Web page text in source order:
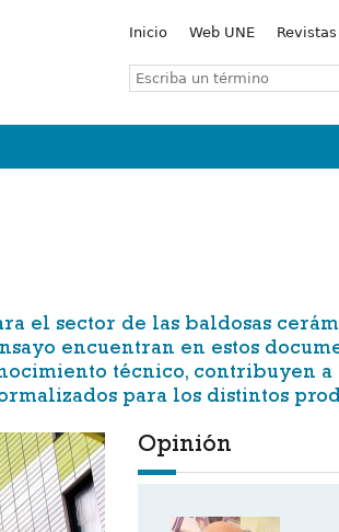
Inicio Web UNE
el sector de las baldosas
encuentran en estos
técnico, contribuyen
para los distintos
Opinión